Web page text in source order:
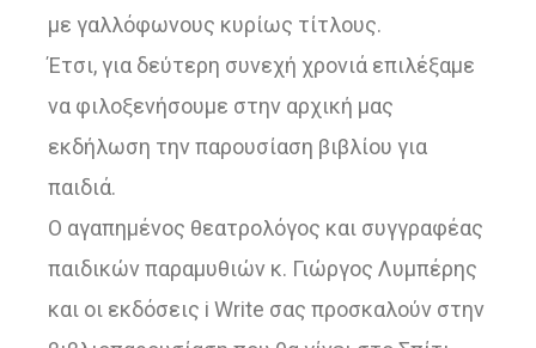
με γαλλόφωνους κυρίως τίτλους.
Έτσι, για δεύτερη συνεχή χρονιά επιλέξαμε
να φιλοξενήσουμε στην αρχική μας
εκδήλωση την παρουσίαση βιβλίου για
παιδιά.
Ο αγαπημένος θεατρολόγος και συγγραφέας
παιδικών παραμυθιών κ. Γιώργος Λυμπέρης
και οι εκδόσεις i Write σας προσκαλούν στην